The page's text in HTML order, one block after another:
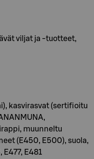
viljat ja -tuotteet,
kasvirasvat (sertifioitu
muunneltu
(E450, E500), suola,
E481